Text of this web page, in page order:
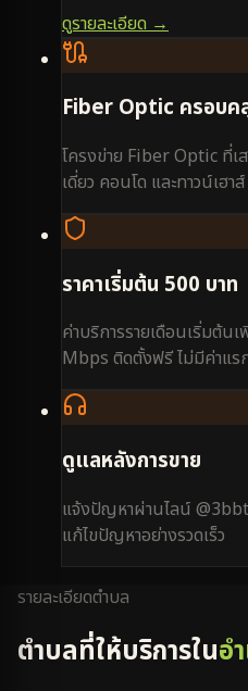
ดูรายละเอียด →
Fiber Optic ครอบค
โครงข่าย Fiber Optic ที่เ
เดี่ยว คอนโด และทาวน์เฮาส์
ราคาเริ่มต้น 500 บาท
ค่าบริการรายเดือนเริ่มต้น
Mbps ติดตั้งฟรี ไม่มีค่าแร
ดูแลหลังการขาย
แจ้งปัญหาผ่านไลน์
แก้ไขปัญหาอย่างรวดเร็ว
รายละเอียดตำบล
ตำบลที่ให้บริการในอ